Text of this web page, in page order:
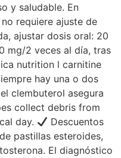
y saludable. En
requiere ajuste de
ajustar dosis oral: 20
mg/2 veces al día, tras
nutrition l carnitine
hay una o dos
clembuterol asegura
collect debris from
day.
Descuentos
pastillas esteroides,
El diagnóstico